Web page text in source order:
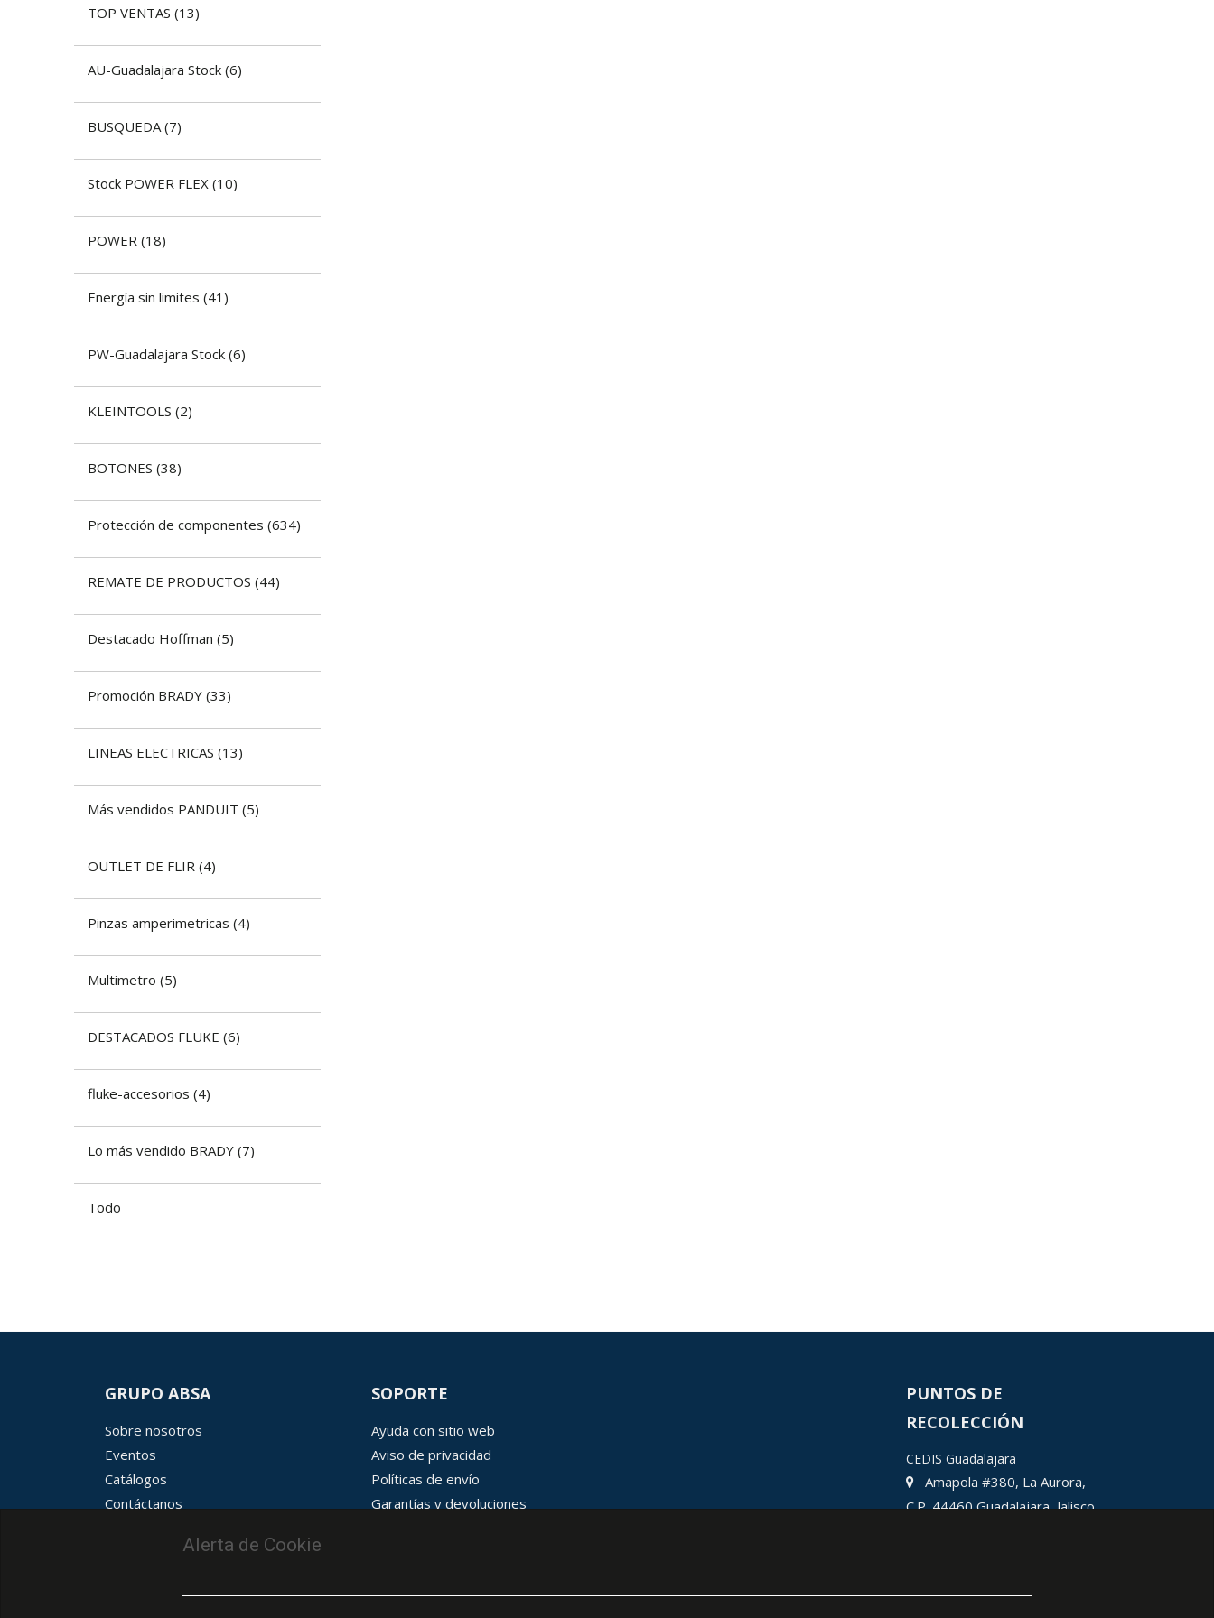
TOP VENTAS (13)
AU-Guadalajara Stock (6)
BUSQUEDA (7)
Stock POWER FLEX (10)
POWER (18)
Energía sin limites (41)
PW-Guadalajara Stock (6)
KLEINTOOLS (2)
BOTONES (38)
​Protección de componentes (634)
REMATE DE PRODUCTOS (44)
Destacado Hoffman (5)
Promoción BRADY (33)
LINEAS ELECTRICAS (13)
Más vendidos PANDUIT (5)
OUTLET DE FLIR (4)
Pinzas amperimetricas (4)
Multimetro (5)
DESTACADOS FLUKE (6)
fluke-accesorios (4)
Lo más vendido BRADY (7)
Todo
Alerta de Cookie
GRUPO ABSA
Sobre nosotros
Eventos
Catálogos
Contáctanos
SOPORTE
Ayuda con sitio web
Aviso de privacidad
Políticas de envío
Garantías y devoluciones
PUNTOS DE
RECOLECCIÓN
CEDIS Guadalajara
Amapola #380, La Aurora,
C.P. 44460 Guadalajara, Jalisco,
Ciudad Juárez
León